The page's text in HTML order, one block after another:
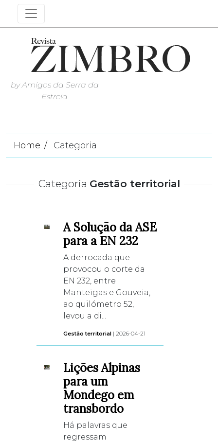
by Amigos da Serra da
Estrela
Home Categoria
Categoria Gestão territorial
A Solução da ASE
para a EN 232
A derrocada que
provocou o corte da
EN 232, entre
Manteigas e Gouveia,
ao quilómetro 52,
levou a di...
Gestão territorial | 2026-04-21
Lições Alpinas
para um
Mondego em
transbordo
Há palavras que
regressam